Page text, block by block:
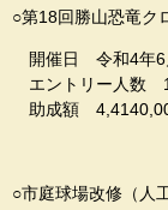
○第18回勝山恐竜ク
開催日 令和4年6
エントリー人数
助成額
○市庭球場改修（人